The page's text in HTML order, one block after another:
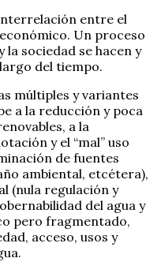
entre el
Un proceso
la sociedad se hacen y
del tiempo.
múltiples y variantes
a la reducción y poca
a la
y el “mal” uso
de fuentes
ambiental, etcétera),
(nula regulación y
del agua y
pero fragmentado,
acceso, usos y